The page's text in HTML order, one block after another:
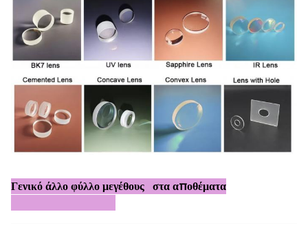
Γενικό άλλο φύλλο μεγέθους στα αποθέματα